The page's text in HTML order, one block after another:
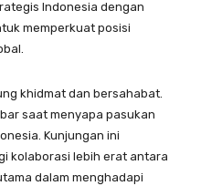
Indonesia dengan
memperkuat posisi
khidmat dan bersahabat.
saat menyapa pasukan
Kunjungan ini
kolaborasi lebih erat antara
dalam menghadapi